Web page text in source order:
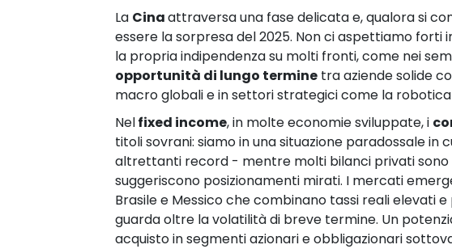
La Cinaattraversa una fase delicata e, qualora si
essere la sorpresa del 2025. Non ci aspettiamo
la propria indipendenza su molti fronti, come nei
opportunità di lungo termine tra aziende solide
macro globali e in settori strategici come la
Nelfixed income, in molte economie sviluppate, i
titoli sovrani: siamo in una situazione paradossale
altrettanti record - mentre molti bilanci privati sono
suggeriscono posizionamenti mirati. I mercati
Brasile e Messico che combinano tassi reali
guarda oltre la volatilità di breve termine. Un
acquisto in segmenti azionari e obbligazionari